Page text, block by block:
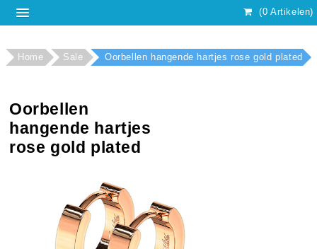
(0 Artikelen)
Home Sale Oorbellen hangende hartjes rose gold plated
Oorbellen
hangende hartjes
rose gold plated